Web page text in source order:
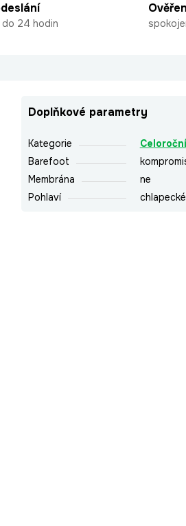
do 24 hodin
Doplňkové parametry
Kategorie
Barefoot
Membrána
ne
Pohlaví